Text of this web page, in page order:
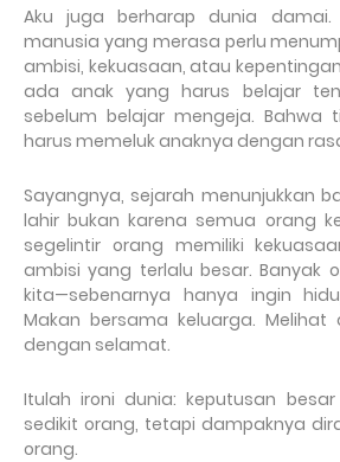
Aku juga berharap dunia
manusia yang merasa perlu
ambisi, kekuasaan, atau
ada anak yang harus belajar
sebelum belajar mengeja. Bahwa
harus memeluk anaknya dengan
Sayangnya, sejarah menunjukkan
lahir bukan karena semua orang
segelintir orang memiliki
ambisi yang terlalu besar. Banyak
kita—sebenarnya hanya ingin
Makan bersama keluarga. Melihat
dengan selamat.
Itulah ironi dunia: keputusan
sedikit orang, tetapi dampaknya
orang.